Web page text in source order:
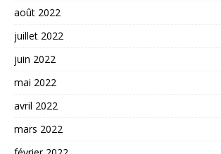
août 2022
juillet 2022
juin 2022
mai 2022
avril 2022
mars 2022